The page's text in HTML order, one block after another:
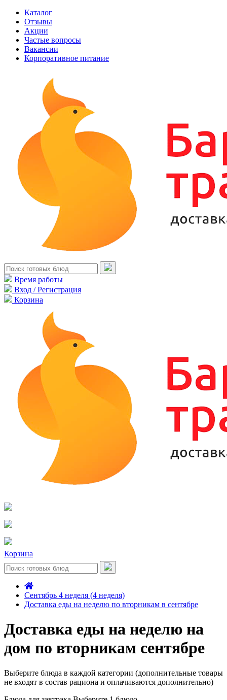
Каталог
Отзывы
Акции
Частые вопросы
Вакансии
Корпоративное питание
Время работы
Вход / Регистрация
Корзина
Корзина
Сентябрь 4 неделя (4 неделя)
Доставка еды на неделю по вторникам в сентябре
Доставка еды на неделю на
дом по вторникам сентябре
Выберите блюда в каждой категории (дополнительные товары
не входят в состав рациона и оплачиваются дополнительно)